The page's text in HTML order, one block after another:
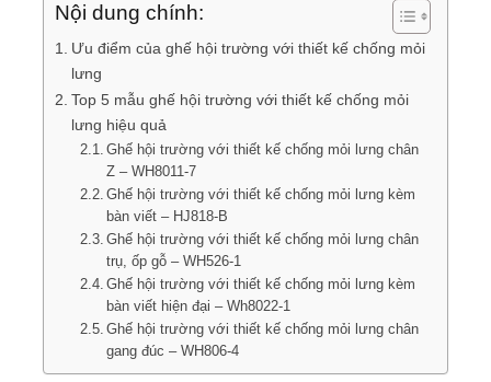
Nội dung chính:
Ưu điểm của ghế hội trường với thiết kế chống mỏi
lưng
Top 5 mẫu ghế hội trường với thiết kế chống mỏi
lưng hiệu quả
Ghế hội trường với thiết kế chống mỏi lưng chân
Z – WH8011-7
Ghế hội trường với thiết kế chống mỏi lưng kèm
bàn viết – HJ818-B
Ghế hội trường với thiết kế chống mỏi lưng chân
trụ, ốp gỗ – WH526-1
Ghế hội trường với thiết kế chống mỏi lưng kèm
bàn viết hiện đại – Wh8022-1
Ghế hội trường với thiết kế chống mỏi lưng chân
gang đúc – WH806-4